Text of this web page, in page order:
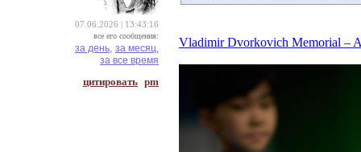
07.06.2026 | 13:43:16
все его сообщения:
за день, за месяц,
за все время
цитировать pm
Vladimir Dvorkovich Memorial –